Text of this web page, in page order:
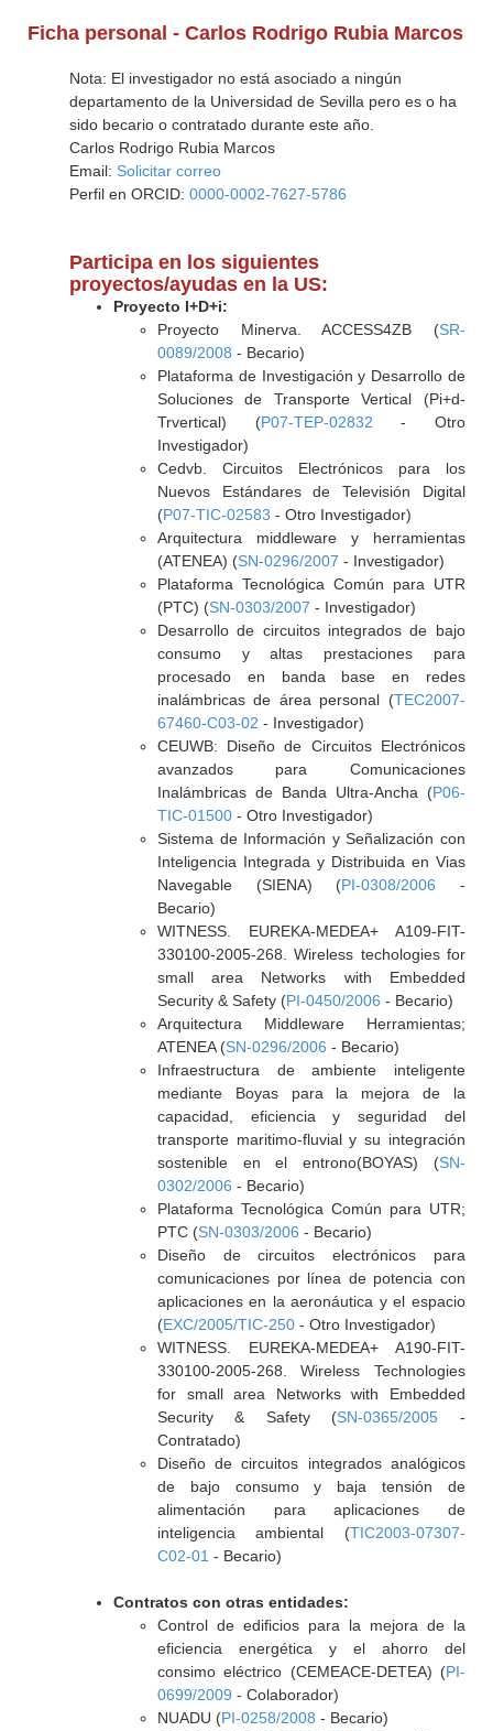
Ficha personal - Carlos Rodrigo Rubia Marcos
Nota: El investigador no está asociado a ningún
departamento de la Universidad de Sevilla pero es o ha
sido becario o contratado durante este año.
Carlos Rodrigo Rubia Marcos
Email: Solicitar correo
Perfil en ORCID: 0000-0002-7627-5786
Participa en los siguientes
proyectos/ayudas en la US:
Proyecto I+D+i:
Proyecto Minerva. ACCESS4ZB (SR-
0089/2008 - Becario)
Plataforma de Investigación y Desarrollo de
Soluciones de Transporte Vertical (Pi+d-
Trvertical) (P07-TEP-02832 - Otro
Investigador)
Cedvb. Circuitos Electrónicos para los
Nuevos Estándares de Televisión Digital
(P07-TIC-02583 - Otro Investigador)
Arquitectura middleware y herramientas
(ATENEA) (SN-0296/2007 - Investigador)
Plataforma Tecnológica Común para UTR
(PTC) (SN-0303/2007 - Investigador)
Desarrollo de circuitos integrados de bajo
consumo y altas prestaciones para
procesado en banda base en redes
inalámbricas de área personal (TEC2007-
67460-C03-02 - Investigador)
CEUWB: Diseño de Circuitos Electrónicos
avanzados para Comunicaciones
Inalámbricas de Banda Ultra-Ancha (P06-
TIC-01500- Otro Investigador)
Sistema de Información y Señalización con
Inteligencia Integrada y Distribuida en Vias
Navegable (SIENA) (PI-0308/2006 -
Becario)
WITNESS. EUREKA-MEDEA+ A109-FIT-
330100-2005-268. Wireless techologies for
small area Networks with Embedded
Security & Safety (PI-0450/2006 - Becario)
Arquitectura Middleware Herramientas;
ATENEA (SN-0296/2006 - Becario)
Infraestructura de ambiente inteligente
mediante Boyas para la mejora de la
capacidad, eficiencia y seguridad del
transporte maritimo-fluvial y su integración
sostenible en el entrono(BOYAS) (SN-
0302/2006 - Becario)
Plataforma Tecnológica Común para UTR;
PTC (SN-0303/2006 - Becario)
Diseño de circuitos electrónicos para
comunicaciones por línea de potencia con
aplicaciones en la aeronáutica y el espacio
(EXC/2005/TIC-250- Otro Investigador)
WITNESS. EUREKA-MEDEA+ A190-FIT-
330100-2005-268. Wireless Technologies
for small area Networks with Embedded
Security & Safety (SN-0365/2005 -
Contratado)
Diseño de circuitos integrados analógicos
de bajo consumo y baja tensión de
alimentación para aplicaciones de
inteligencia ambiental (TIC2003-07307-
C02-01 - Becario)
Contratos con otras entidades:
Control de edificios para la mejora de la
eficiencia energética y el ahorro del
consimo eléctrico (CEMEACE-DETEA) (PI-
0699/2009 - Colaborador)
NUADU (PI-0258/2008 - Becario)